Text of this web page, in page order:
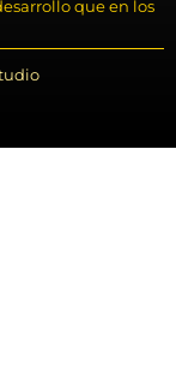
que en los